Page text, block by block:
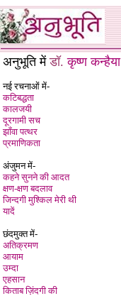
अनुभूति मेंडॉ.कृष्ण कन्हैया
नई रचनाओं में-
कटिबद्धता
कालजयी
दूरगामी सच
झाँवा पत्थर
प्रमाणिकता
अंजुमन में-
कहने सुनने की आदत
क्षण-क्षण बदलाव
जिन्दगी मुश्किल मेरी थी
यादें
छंदमुक्त में-
अतिक्रमण
आयाम
उम्दा
एहसान
किताब ज़िंदगी की